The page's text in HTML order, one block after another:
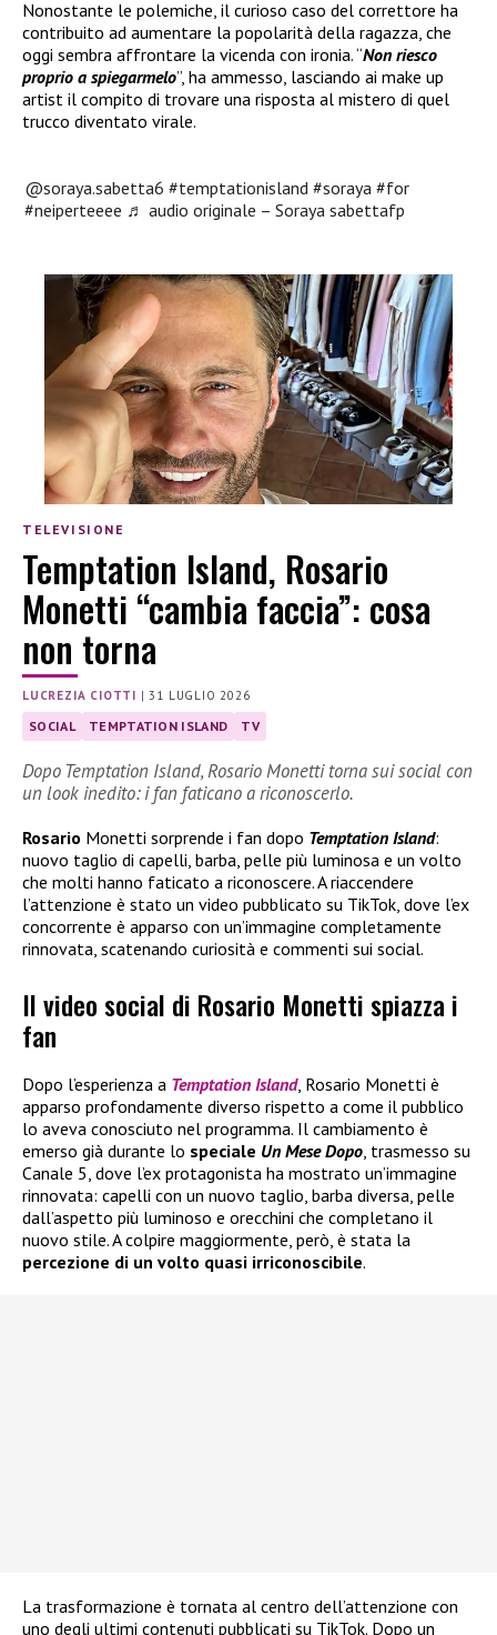
Nonostante le polemiche, il curioso caso del correttore ha
contribuito ad aumentare la popolarità della ragazza, che
oggi sembra affrontare la vicenda con ironia. “Non riesco
proprio a spiegarmelo”, ha ammesso, lasciando ai make up
artist il compito di trovare una risposta al mistero di quel
trucco diventato virale.
@soraya.sabetta6 #temptationisland #soraya #for
#neiperteeee ♬ audio originale – Soraya sabettafp
TELEVISIONE
Temptation Island, Rosario
Monetti “cambia faccia”: cosa
non torna
LUCREZIA CIOTTI |31 LUGLIO 2026
SOCIAL TEMPTATION ISLAND TV
Dopo Temptation Island, Rosario Monetti torna sui social con
un look inedito: i fan faticano a riconoscerlo.
Rosario Monetti sorprende i fan dopo Temptation Island:
nuovo taglio di capelli, barba, pelle più luminosa e un volto
che molti hanno faticato a riconoscere. A riaccendere
l’attenzione è stato un video pubblicato su TikTok, dove l’ex
concorrente è apparso con un’immagine completamente
rinnovata, scatenando curiosità e commenti sui social.
Il video social di Rosario Monetti spiazza i
fan
Dopo l’esperienza a Temptation Island, Rosario Monetti è
apparso profondamente diverso rispetto a come il pubblico
lo aveva conosciuto nel programma. Il cambiamento è
emerso già durante lo speciale Un Mese Dopo, trasmesso su
Canale 5, dove l’ex protagonista ha mostrato un’immagine
rinnovata: capelli con un nuovo taglio, barba diversa, pelle
dall’aspetto più luminoso e orecchini che completano il
nuovo stile. A colpire maggiormente, però, è stata la
percezione di un volto quasi irriconoscibile.
La trasformazione è tornata al centro dell’attenzione con
uno degli ultimi contenuti pubblicati su TikTok. Dopo un